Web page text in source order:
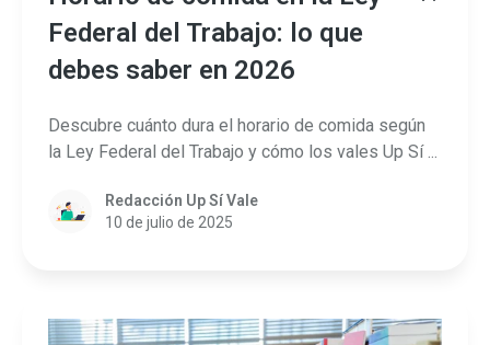
Federal del Trabajo: lo que
debes saber en 2026
Descubre cuánto dura el horario de comida según
la Ley Federal del Trabajo y cómo los vales Up Sí ...
Redacción Up Sí Vale
10 de julio de 2025